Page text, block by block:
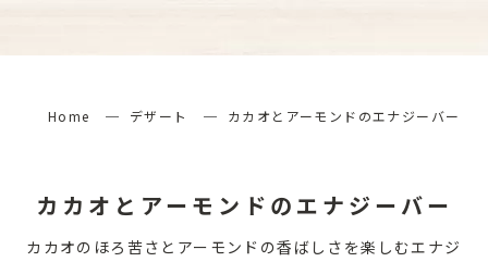
Home デザート カカオとアーモンドのエナジーバー
カカオとアーモンドのエナジーバー
カカオのほろ苦さとアーモンドの香ばしさを楽しむエナジ